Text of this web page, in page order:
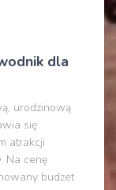
dla
urodzinową
się
atrakcji
Na cenę
budżet